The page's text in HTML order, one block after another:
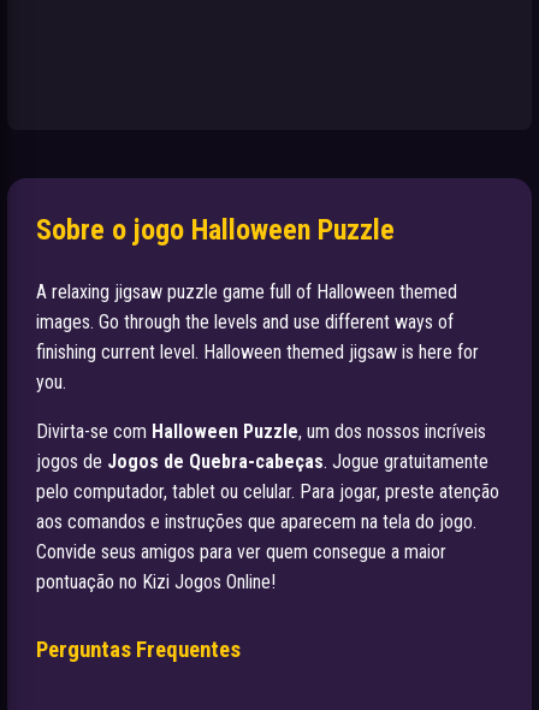
Sobre o jogo Halloween Puzzle
A relaxing jigsaw puzzle game full of Halloween themed
images. Go through the levels and use different ways of
finishing current level. Halloween themed jigsaw is here for
you.
Divirta-se com Halloween Puzzle, um dos nossos incríveis
jogos de Jogos de Quebra-cabeças. Jogue gratuitamente
pelo computador, tablet ou celular. Para jogar, preste atenção
aos comandos e instruções que aparecem na tela do jogo.
Convide seus amigos para ver quem consegue a maior
pontuação no Kizi Jogos Online!
Perguntas Frequentes